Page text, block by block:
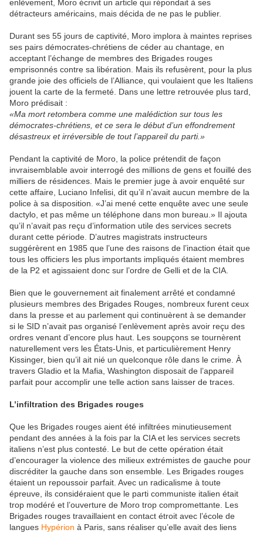
enlèvement, Moro écrivit un article qui répondait à ses
détracteurs américains, mais décida de ne pas le publier.
Durant ses 55 jours de captivité, Moro implora à maintes reprises
ses pairs démocrates-chrétiens de céder au chantage, en
acceptant l’échange de membres des Brigades rouges
emprisonnés contre sa libération. Mais ils refusèrent, pour la plus
grande joie des officiels de l’Alliance, qui voulaient que les Italiens
jouent la carte de la fermeté. Dans une lettre retrouvée plus tard,
Moro prédisait :
«Ma mort retombera comme une malédiction sur tous les
démocrates-chrétiens, et ce sera le début d’un effondrement
désastreux et irréversible de tout l’appareil du parti.»
Pendant la captivité de Moro, la police prétendit de façon
invraisemblable avoir interrogé des millions de gens et fouillé des
milliers de résidences. Mais le premier juge à avoir enquêté sur
cette affaire, Luciano Infelisi, dit qu’il n’avait aucun membre de la
police à sa disposition. «J’ai mené cette enquête avec une seule
dactylo, et pas même un téléphone dans mon bureau.» Il ajouta
qu’il n’avait pas reçu d’information utile des services secrets
durant cette période. D’autres magistrats instructeurs
suggérèrent en 1985 que l’une des raisons de l’inaction était que
tous les officiers les plus importants impliqués étaient membres
de la P2 et agissaient donc sur l’ordre de Gelli et de la CIA.
Bien que le gouvernement ait finalement arrêté et condamné
plusieurs membres des Brigades Rouges, nombreux furent ceux
dans la presse et au parlement qui continuèrent à se demander
si le SID n’avait pas organisé l’enlèvement après avoir reçu des
ordres venant d’encore plus haut. Les soupçons se tournèrent
naturellement vers les États-Unis, et particulièrement Henry
Kissinger, bien qu’il ait nié un quelconque rôle dans le crime. À
travers Gladio et la Mafia, Washington disposait de l’appareil
parfait pour accomplir une telle action sans laisser de traces.
L’infiltration des Brigades rouges
Que les Brigades rouges aient été infiltrées minutieusement
pendant des années à la fois par la CIA et les services secrets
italiens n’est plus contesté. Le but de cette opération était
d’encourager la violence des milieux extrémistes de gauche pour
discréditer la gauche dans son ensemble. Les Brigades rouges
étaient un repoussoir parfait. Avec un radicalisme à toute
épreuve, ils considéraient que le parti communiste italien était
trop modéré et l’ouverture de Moro trop compromettante. Les
Brigades rouges travaillaient en contact étroit avec l’école de
langues Hypérion à Paris, sans réaliser qu’elle avait des liens